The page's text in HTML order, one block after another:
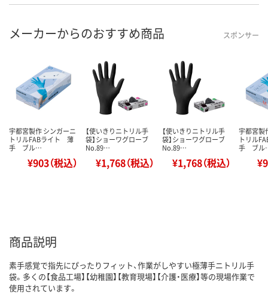
メーカーからのおすすめ商品 スポンサー
宇都宮製作 シンガーニ
トリルFABライト 薄
手 ブル…
¥903（税込）
【使いきりニトリル手
袋】ショーワグローブ
No.89…
¥1,768（税込）
【使いきりニトリル手
袋】ショーワグローブ
No.89…
¥1,768（税込）
宇都宮製
トリル
手 ブ
商品説明
素手感覚で指先にぴったりフィット、作業がしやすい極薄手ニトリル手
袋。多くの【食品工場】【幼稚園】【教育現場】【介護・医療】等の現場作業で
使用されています。